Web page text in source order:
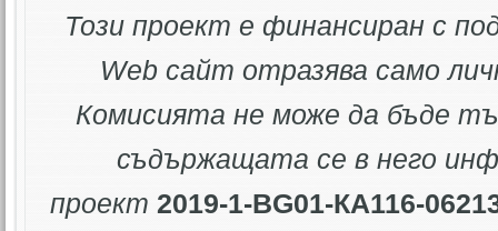
Този проект е финансиран с
Web сайт отразява само
Комисията не може да бъде
съдържащата се в него
проект2019-1-BG01-КА116-